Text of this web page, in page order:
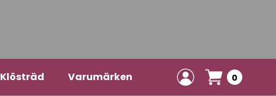
Klösträd Varumärken 0